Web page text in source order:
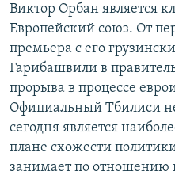
Виктор Орбан является
Европейский союз. От
премьера с его
Гарибашвили в
прорыва в процессе
Официальный Тбилиси
сегодня является
плане схожести
занимает по отношению